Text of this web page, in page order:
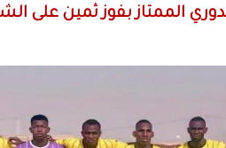
الممتاز بفوز ثمين على